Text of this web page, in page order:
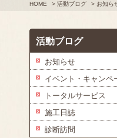
HOME > 活動ブログ > お知ら
活動ブログ
お知らせ
イベント・キャンペ
トータルサービス
施工日誌
診断訪問